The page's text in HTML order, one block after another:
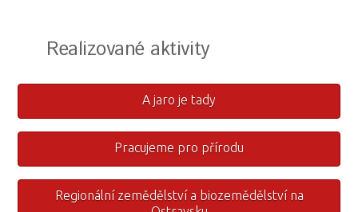
Realizované aktivity
A jaro je tady
Pracujeme pro přírodu
Regionální zemědělství a biozemědělství na